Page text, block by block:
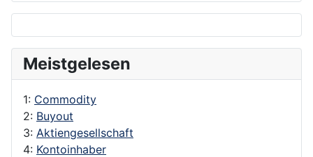
Meistgelesen
1: Commodity
2: Buyout
3: Aktiengesellschaft
4: Kontoinhaber